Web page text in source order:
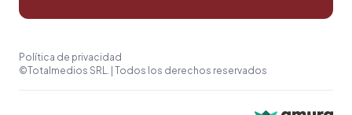
Política de privacidad
©Totalmedios SRL. | Todos los derechos reservados